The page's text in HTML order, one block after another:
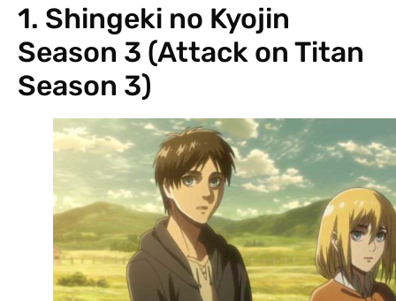
1. Shingeki no Kyojin
Season 3 (Attack on Titan
Season 3)